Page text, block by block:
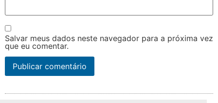
Salvar meus dados neste navegador para a próxima vez
que eu comentar.